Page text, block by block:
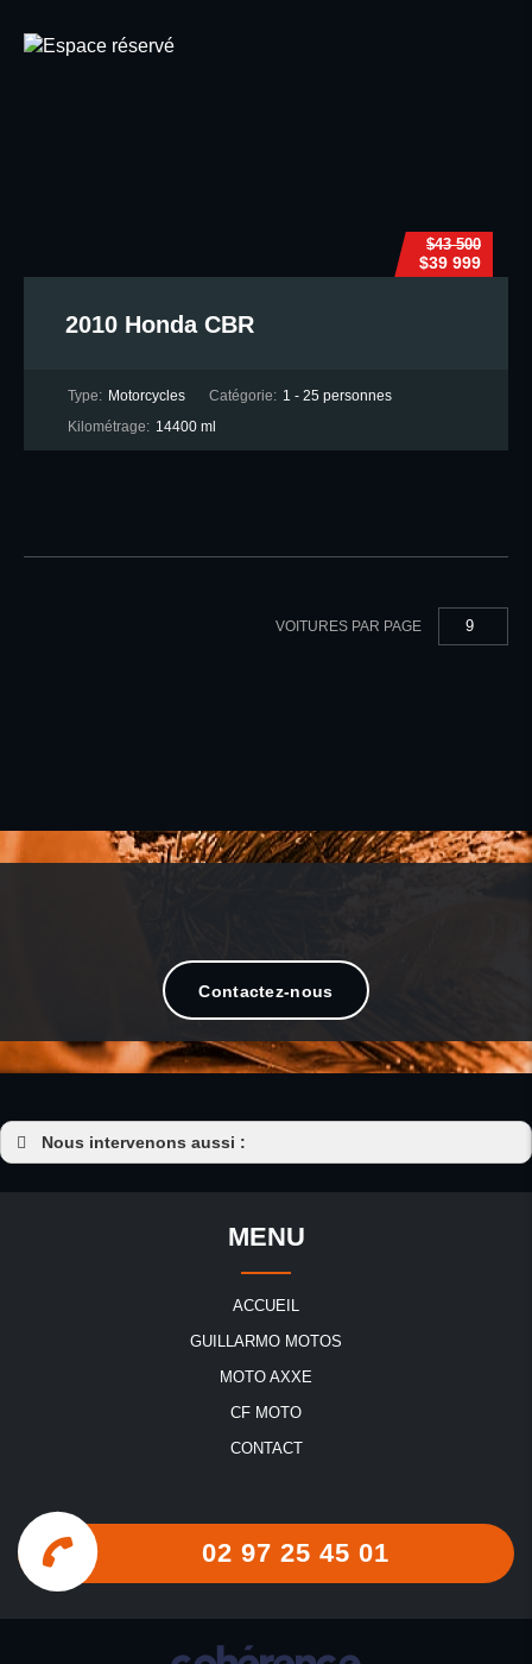
$43 500
$39 999
2010 Honda CBR
Type: Motorcycles Catégorie: 1 - 25 personnes
Kilométrage: 14400 ml
VOITURES PAR PAGE 9
Contactez-nous
Nous intervenons aussi :
Accessoires moto Josselin
Accessoires moto Le Sourn
Accessoires moto Locminé
Accessoires moto Loudéac
Accessoires moto Guerlédan
Accessoires moto Ploërmel
Accessoires moto Pontivy
MENU
ACCUEIL
GUILLARMO MOTOS
MOTO AXXE
CF MOTO
CONTACT
02 97 25 45 01